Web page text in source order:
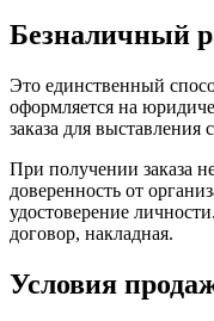
Безналичный
Это единственный
оформляется на
заказа для выставления
При получении заказа
доверенность от
удостоверение
договор, накладная.
Условия